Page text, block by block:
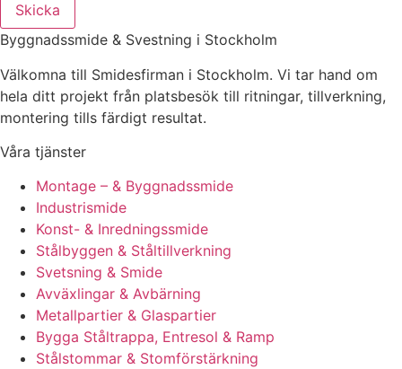
Skicka
Byggnadssmide & Svestning i Stockholm
Välkomna till Smidesfirman i Stockholm. Vi tar hand om
hela ditt projekt från platsbesök till ritningar, tillverkning,
montering tills färdigt resultat.
Våra tjänster
Montage – & Byggnadssmide
Industrismide
Konst- & Inredningssmide
Stålbyggen & Ståltillverkning
Svetsning & Smide
Avväxlingar & Avbärning
Metallpartier & Glaspartier
Bygga Ståltrappa, Entresol & Ramp
Stålstommar & Stomförstärkning